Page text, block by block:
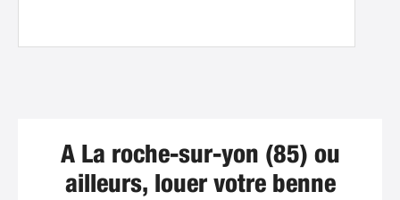
A La roche-sur-yon (85) ou
ailleurs, louer votre benne